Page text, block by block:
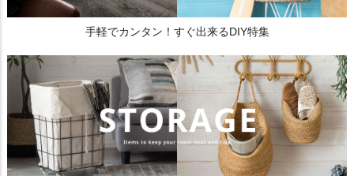
手軽でカンタン！すぐ出来るDIY特集